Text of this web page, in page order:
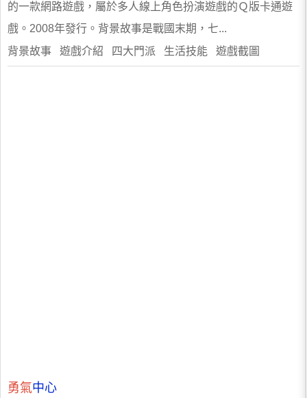
的一款網路遊戲，屬於多人線上角色扮演遊戲的Ｑ版卡通遊
戲。2008年發行。背景故事是戰國末期，七...
背景故事 遊戲介紹 四大門派 生活技能 遊戲截圖
勇氣中心